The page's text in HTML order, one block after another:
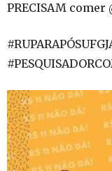
PRECISAM comer